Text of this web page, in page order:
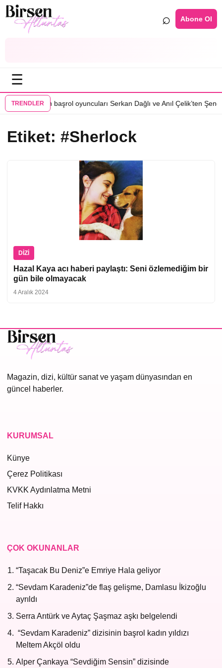
⌕ Abone Ol
☰
TRENDLER
Karma dizisinin başrol oyuncuları Serkan Dağlı ve Anıl Çelik’ten Şener
Etiket: #Sherlock
DIZI
Hazal Kaya acı haberi paylaştı: Seni özlemediğim bir
gün bile olmayacak
4 Aralık 2024
Magazin, dizi, kültür sanat ve yaşam dünyasından en
güncel haberler.
KURUMSAL
Künye
Çerez Politikası
KVKK Aydınlatma Metni
Telif Hakkı
ÇOK OKUNANLAR
“Taşacak Bu Deniz”e Emriye Hala geliyor
“Sevdam Karadeniz”de flaş gelişme, Damlasu İkizoğlu
ayrıldı
Serra Arıtürk ve Aytaç Şaşmaz aşkı belgelendi
“Sevdam Karadeniz” dizisinin başrol kadın yıldızı
Meltem Akçöl oldu
Alper Çankaya “Sevdiğim Sensin” dizisinde